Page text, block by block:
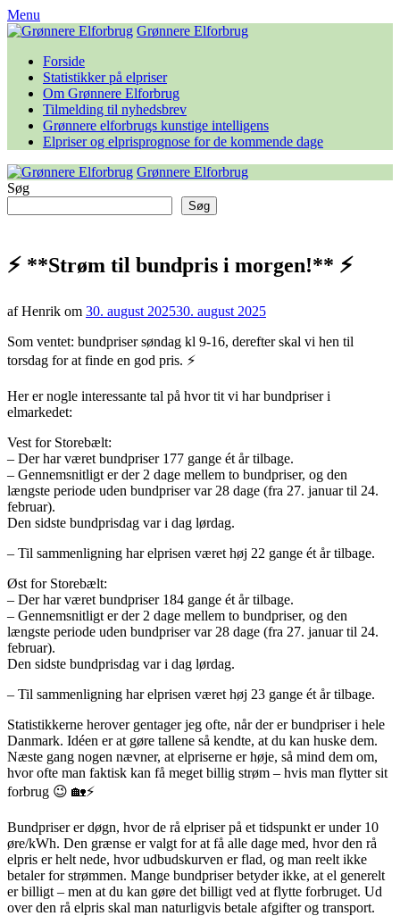
Skip
to
Menu
Grønnere Elforbrug
Forside
Statistikker på elpriser
Om Grønnere Elforbrug
Tilmelding til nyhedsbrev
Grønnere elforbrugs kunstige intelligens
Elpriser og elprisprognose for de kommende dage
Grønnere Elforbrug
Søg
Søg
⚡️ **Strøm til bundpris i morgen!** ⚡️
af Henrik om 30. august 202530. august 2025
Som ventet: bundpriser søndag kl 9-16, derefter skal vi hen til
torsdag for at finde en god pris. ⚡️
Her er nogle interessante tal på hvor tit vi har bundpriser i
elmarkedet:
Vest for Storebælt:
– Der har været bundpriser 177 gange ét år tilbage.
– Gennemsnitligt er der 2 dage mellem to bundpriser, og den
længste periode uden bundpriser var 28 dage (fra 27. januar til 24.
februar).
Den sidste bundprisdag var i dag lørdag.
– Til sammenligning har elprisen været høj 22 gange ét år tilbage.
Øst for Storebælt:
– Der har været bundpriser 184 gange ét år tilbage.
– Gennemsnitligt er der 2 dage mellem to bundpriser, og den
længste periode uden bundpriser var 28 dage (fra 27. januar til 24.
februar).
Den sidste bundprisdag var i dag lørdag.
– Til sammenligning har elprisen været høj 23 gange ét år tilbage.
Statistikkerne herover gentager jeg ofte, når der er bundpriser i hele
Danmark. Idéen er at gøre tallene så kendte, at du kan huske dem.
Næste gang nogen nævner, at elpriserne er høje, så mind dem om,
hvor ofte man faktisk kan få meget billig strøm – hvis man flytter sit
forbrug 😉 🏡⚡
Bundpriser er døgn, hvor de rå elpriser på et tidspunkt er under 10
øre/kWh. Den grænse er valgt for at få alle dage med, hvor den rå
elpris er helt nede, hvor udbudskurven er flad, og man reelt ikke
betaler for strømmen. Mange bundpriser betyder ikke, at el generelt
er billigt – men at du kan gøre det billigt ved at flytte forbruget. Ud
over den rå elpris skal man naturligvis betale afgifter og transport.